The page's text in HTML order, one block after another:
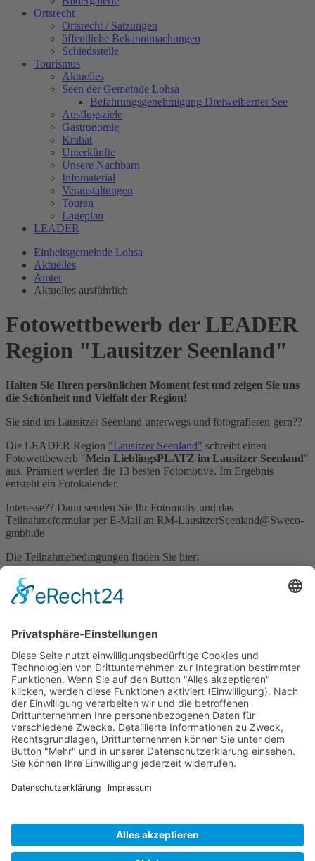
Ortsrecht
Ortsrecht / Satzungen
öffentliche Bekanntmachungen
Schiedsstelle
Tourismus
Aktuelles
Seen der Gemeinde Lohsa
Befahrungsgenehmigung Dreiweiberner See
Ausflugsziele
Gastronomie
Krabat
Unterkünfte
Unsere Nachbarn
Infomaterial
Veranstaltungen
Touren
Lageplan
LEADER
Einheitsgemeinde Lohsa
Aktuelles
Ämter
Aktuelles ausführlich
Fotowettbewerb der LEADER
Region "Lausitzer Seenland"
Halten Sie Ihren persönlichen Moment fest und zeigen Sie uns
die Schönheit und Vielfalt der Region!
Sie sind im Lausitzer Seenland unterwegs und fotografieren gern??
Die LEADER Region "Lausitzer Seenland" schreibt einen
Fotowettbewerb "Mein LieblingsPLATZ im Lausitzer Seenland"
aus. Prämiert werden die 13 besten Fotomotive. Im Ergebnis
entsteht ein Fotokalender.
Interesse?? Dann senden Sie Ihr Fotomotiv und das
Teilnahmeformular per E-Mail an RM-LausitzerSeenland@Sweco-
gmbh.de
Die Teilnahmebedingungen finden Sie hier:
Teilnahmebedingungen Fotowettbewerb
Seenland(3,1 MiB)
Gemeinde Lohsa
Am Rathaus 1
02999 Lohsa
Tel. 035724 / 56 93-0
Fax 035724 / 56 93 - 29
Sprechzeiten
Kontakt/Impressum